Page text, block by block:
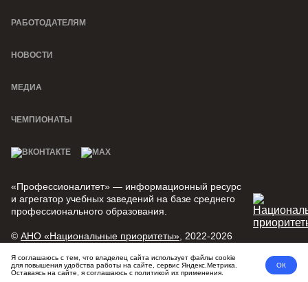
Я соглашаюсь с тем, что владелец сайта использует файлы cookie
для повышения удобства работы на сайте, сервис Яндекс.Метрика.
Оставаясь на сайте, я соглашаюсь с политикой их применения.
ОК
РАБОТОДАТЕЛЯМ
НОВОСТИ
МЕДИА
ЧЕМПИОНАТЫ
«Профессионалитет» — информационный ресурс
и агрегатор учебных заведений на базе среднего
профессионального образования.
© АНО «Национальные приоритеты» , 2022-2026
Политика конфиденциальности Пользовательское соглашение